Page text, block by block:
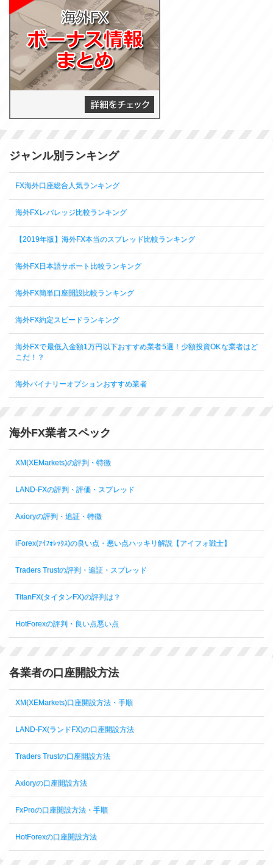
ジャンル別ランキング
FX海外口座総合人気ランキング
海外FXレバレッジ比較ランキング
【2019年版】海外FX本当のスプレッド比較ランキング
海外FX日本語サポート比較ランキング
海外FX簡単口座開設比較ランキング
海外FX約定スピードランキング
海外FXで最低入金額1万円以下おすすめ業者5選！少額投資OKな業者はど
こだ！？
海外バイナリーオプションおすすめ業者
海外FX業者スペック
XM(XEMarkets)の評判・特徴
LAND-FXの評判・評価・スプレッド
Axioryの評判・追証・特徴
iForex(ｱｲﾌｫﾚｯｸｽ)の良い点・悪い点ハッキリ解説【アイフォ戦士】
Traders Trustの評判・追証・スプレッド
TitanFX(タイタンFX)の評判は？
HotForexの評判・良い点悪い点
各業者の口座開設方法
XM(XEMarkets)口座開設方法・手順
LAND-FX(ランドFX)の口座開設方法
Traders Trustの口座開設方法
Axioryの口座開設方法
FxProの口座開設方法・手順
HotForexの口座開設方法